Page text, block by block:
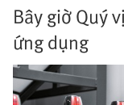
Bây giờ Quý
ứng dụng